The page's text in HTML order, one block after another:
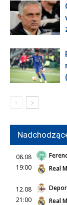
08.08
19:00
Real
12.08
21:00
Real